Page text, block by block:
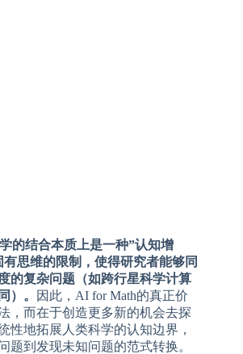
的结合本质上是一种”认知增
思维的限制，使得研究者能够同
的复杂问题（如跨行星科学计算
）。
因此，AI for Math的真正价
，而在于创造更多新的机会去探
性地拓展人类科学的认知边界，
题到发现未知问题的范式转换。